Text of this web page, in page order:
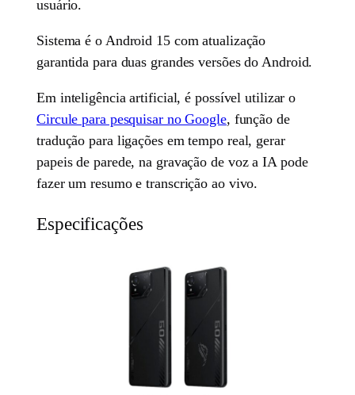
usuário.
Sistema é o Android 15 com atualização
garantida para duas grandes versões do Android.
Em inteligência artificial, é possível utilizar o
Circule para pesquisar no Google, função de
tradução para ligações em tempo real, gerar
papeis de parede, na gravação de voz a IA pode
fazer um resumo e transcrição ao vivo.
Especificações